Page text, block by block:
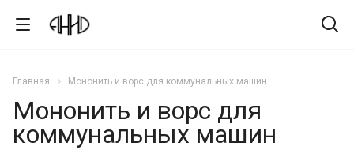
Главная Мононить и ворс для коммунальных машин
Мононить и ворс для
коммунальных машин